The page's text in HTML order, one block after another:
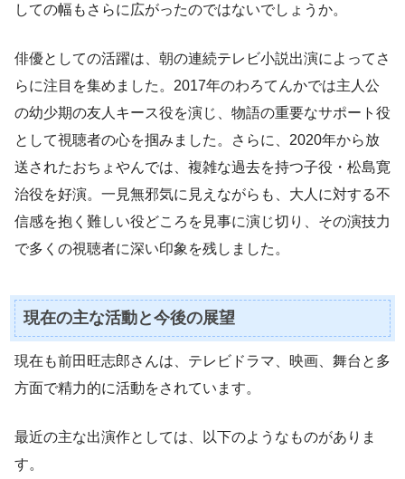
しての幅もさらに広がったのではないでしょうか。
俳優としての活躍は、朝の連続テレビ小説出演によってさ
らに注目を集めました。2017年のわろてんかでは主人公
の幼少期の友人キース役を演じ、物語の重要なサポート役
として視聴者の心を掴みました。さらに、2020年から放
送されたおちょやんでは、複雑な過去を持つ子役・松島寛
治役を好演。一見無邪気に見えながらも、大人に対する不
信感を抱く難しい役どころを見事に演じ切り、その演技力
で多くの視聴者に深い印象を残しました。
現在の主な活動と今後の展望
現在も前田旺志郎さんは、テレビドラマ、映画、舞台と多
方面で精力的に活動をされています。
最近の主な出演作としては、以下のようなものがありま
す。